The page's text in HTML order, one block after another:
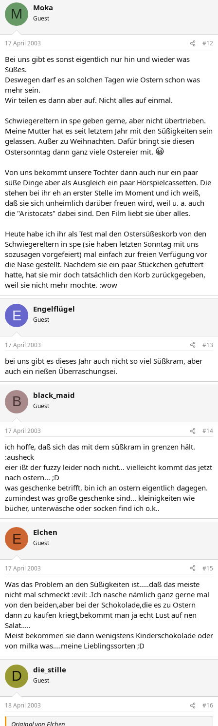
M Moka
Guest
17 April 2003 #12
Bei uns gibt es sonst eigentlich nur hin und wieder was
Süßes.
Deswegen darf es an solchen Tagen wie Ostern schon was
mehr sein.
Wir teilen es dann aber auf. Nicht alles auf einmal.
Schwiegereltern in spe geben gerne, aber nicht übertrieben.
Meine Mutter hat es seit letztem Jahr mit den Süßigkeiten sein
gelassen. Außer zu Weihnachten. Dafür bringt sie diesen
Ostersonntag dann ganz viele Ostereier mit. 😀
Von uns bekommt unsere Tochter dann auch nur ein paar
süße Dinge aber als Ausgleich ein paar Hörspielcassetten. Die
stehen bei ihr eh an erster Stelle im Moment und ich weiß,
daß sie sich unheimlich darüber freuen wird, weil u. a. auch
die "Aristocats" dabei sind. Den Film liebt sie über alles.
Heute habe ich ihr als Test mal den Ostersüßeskorb von den
Schwiegereltern in spe (sie haben letzten Sonntag mit uns
sozusagen vorgefeiert) mal einfach zur freien Verfügung vor
die Nase gestellt. Nachdem sie ein paar Stückchen gefuttert
hatte, hat sie mir doch tatsächlich den Korb zurückgegeben,
weil sie nicht mehr mochte. :wow
E Engelflügel
Guest
17 April 2003 #13
bei uns gibt es dieses Jahr auch nicht so viel Süßkram, aber
auch ein rießen Überraschungsei.
B black_maid
Guest
17 April 2003 #14
ich hoffe, daß sich das mit dem süßkram in grenzen hält.
:ausheck
eier ißt der fuzzy leider noch nicht... vielleicht kommt das jetzt
nach ostern... ;D
was geschenke betrifft, bin ich an ostern eigentlich dagegen.
zumindest was große geschenke sind... kleinigkeiten wie
bücher, unterwäsche oder socken find ich o.k..
E Elchen
Guest
17 April 2003 #15
Was das Problem an den Süßigkeiten ist.....daß das meiste
nicht mal schmeckt :evil: .Ich nasche nämlich ganz gerne mal
von den beiden,aber bei der Schokolade,die es zu Ostern
dann zu kaufen kriegt,bekommt man ja echt Lust auf nen
Salat.....
Meist bekommen sie dann wenigstens Kinderschokolade oder
von milka was....meine Lieblingssorten ;D
D die_stille
Guest
18 April 2003 #16
Original von Elchen